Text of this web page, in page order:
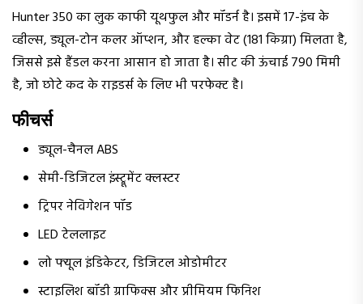
Hunter 350 का लुक काफी यूथफुल और मॉडर्न है। इसमें 17-इंच के
व्हील्स, ड्यूल-टोन कलर ऑप्शन, और हल्का वेट (181 किग्रा) मिलता है,
जिससे इसे हैंडल करना आसान हो जाता है। सीट की ऊंचाई 790 मिमी
है, जो छोटे कद के राइडर्स के लिए भी परफेक्ट है।
फीचर्स
ड्यूल-चैनल ABS
सेमी-डिजिटल इंस्ट्रूमेंट क्लस्टर
ट्रिपर नेविगेशन पॉड
LED टेललाइट
लो फ्यूल इंडिकेटर, डिजिटल ओडोमीटर
स्टाइलिश बॉडी ग्राफिक्स और प्रीमियम फिनिश